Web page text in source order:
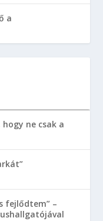
a
ne csak a
fejlődtem” –